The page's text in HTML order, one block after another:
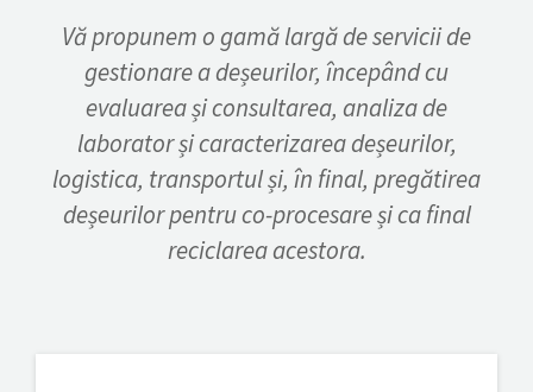
Vă propunem o gamă largă de servicii de
gestionare a deșeurilor, începând cu
evaluarea și consultarea, analiza de
laborator și caracterizarea deșeurilor,
logistica, transportul și, în final, pregătirea
deșeurilor pentru co-procesare și ca final
reciclarea acestora.